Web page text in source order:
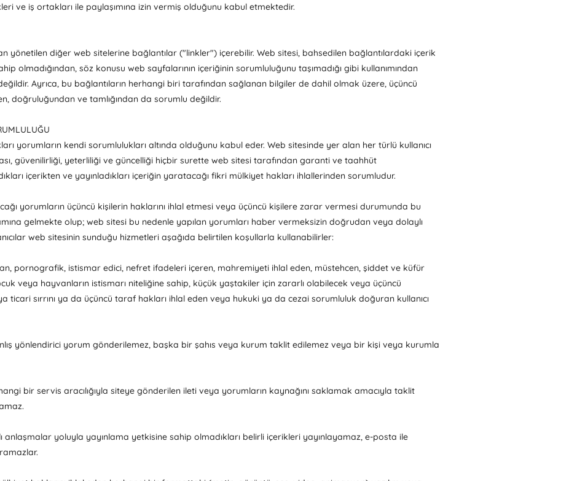
ve iş ortakları ile paylaşımına izin vermiş olduğunu kabul etmektedir.
yönetilen diğer web sitelerine bağlantılar ("linkler") içerebilir. Web sitesi, bahsedilen bağlantılardaki içerik
olmadığından, söz konusu web sayfalarının içeriğinin sorumluluğunu taşımadığı gibi kullanımından
Ayrıca, bu bağlantıların herhangi biri tarafından sağlanan bilgiler de dahil olmak üzere, üçüncü
doğruluğundan ve tamlığından da sorumlu değildir.
yorumların kendi sorumlulukları altında olduğunu kabul eder. Web sitesinde yer alan her türlü kullanıcı
güvenilirliği, yeterliliği ve güncelliği hiçbir surette web sitesi tarafından garanti ve taahhüt
içerikten ve yayınladıkları içeriğin yaratacağı fikri mülkiyet hakları ihlallerinden sorumludur.
yorumların üçüncü kişilerin haklarını ihlal etmesi veya üçüncü kişilere zarar vermesi durumunda bu
gelmekte olup; web sitesi bu nedenle yapılan yorumları haber vermeksizin doğrudan veya dolaylı
web sitesinin sunduğu hizmetleri aşağıda belirtilen koşullarla kullanabilirler:
pornografik, istismar edici, nefret ifadeleri içeren, mahremiyeti ihlal eden, müstehcen, şiddet ve küfür
veya hayvanların istismarı niteliğine sahip, küçük yaştakiler için zararlı olabilecek veya üçüncü
ticari sırrını ya da üçüncü taraf hakları ihlal eden veya hukuki ya da cezai sorumluluk doğuran kullanıcı
yönlendirici yorum gönderilemez, başka bir şahıs veya kurum taklit edilemez veya bir kişi veya kurumla
bir servis aracılığıyla siteye gönderilen ileti veya yorumların kaynağını saklamak amacıyla taklit
anlaşmalar yoluyla yayınlama yetkisine sahip olmadıkları belirli içerikleri yayınlayamaz, e-posta ile